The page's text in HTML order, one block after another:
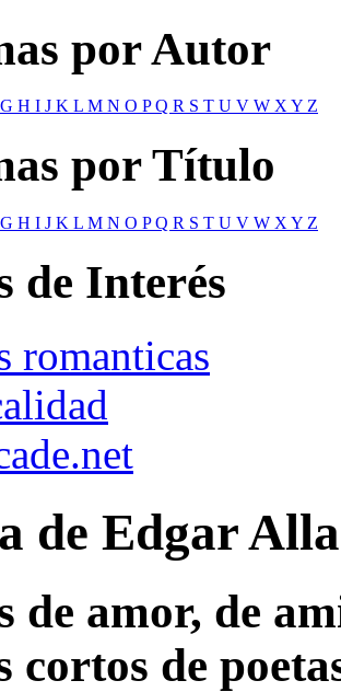
por Autor
G H I J K L M N O PQ R S T U V W XY Z
por Título
G H I J K L M N O PQ R S T U V W X Y Z
de Interés
romanticas
de Edgar
de amor, de
cortos de